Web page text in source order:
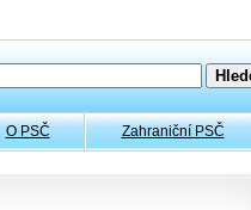
O PSČ Zahraniční PSČ